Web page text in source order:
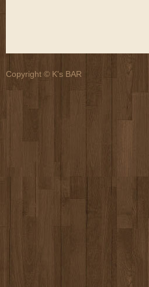
Copyright © K's BAR